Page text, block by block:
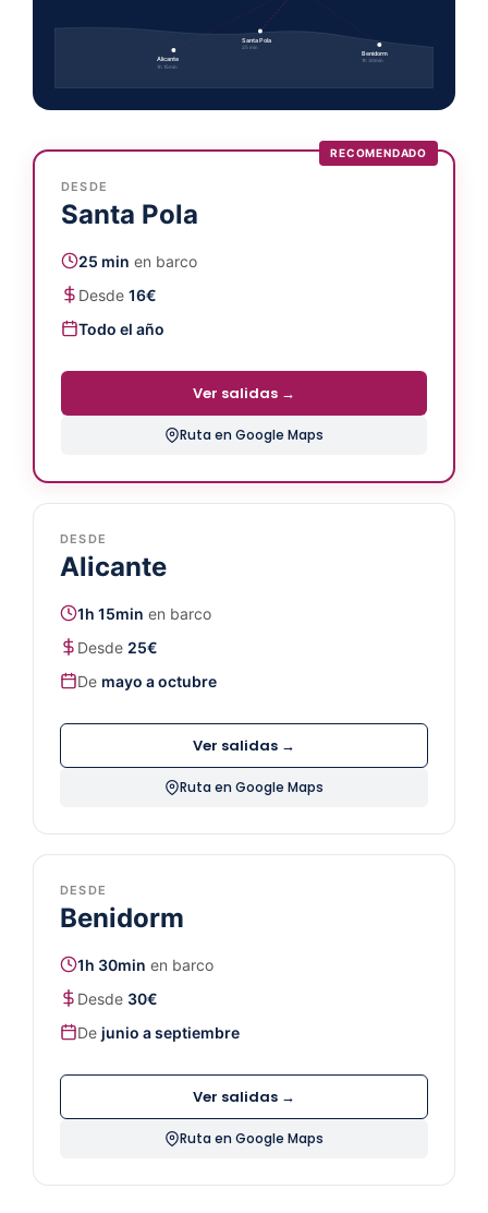
Santa Pola
25 min
Alicante
1h 15min
Benidorm
1h 30min
RECOMENDADO
DESDE
Santa Pola
25 min en barco
Desde 16€
Todo el año
Ver salidas →
Ruta en Google Maps
DESDE
Alicante
1h 15min en barco
Desde 25€
De mayo a octubre
Ver salidas →
Ruta en Google Maps
DESDE
Benidorm
1h 30min en barco
Desde 30€
De junio a septiembre
Ver salidas →
Ruta en Google Maps